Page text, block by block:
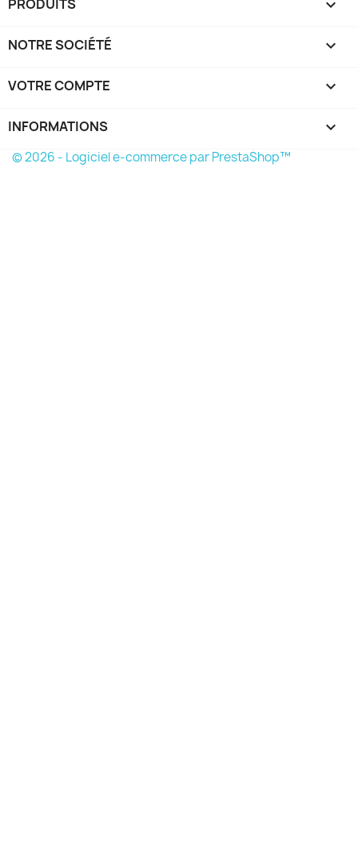
PRODUITS 
NOTRE SOCIÉTÉ 
VOTRE COMPTE 
INFORMATIONS keyboard_arrow_down
© 2026 - Logiciel e-commerce par PrestaShop™